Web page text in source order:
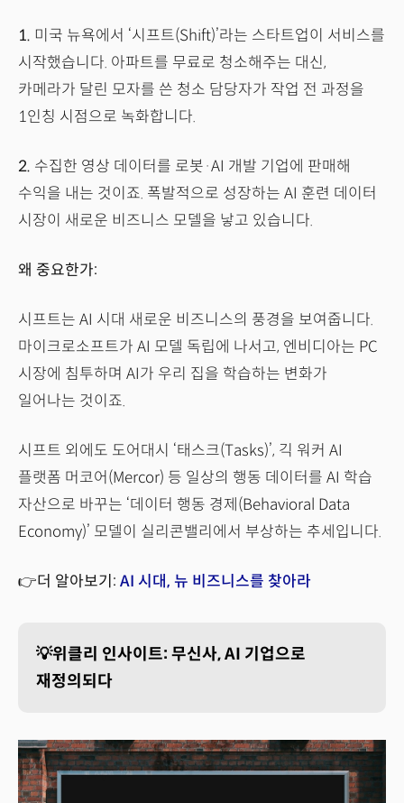
1. 미국 뉴욕에서 ‘시프트(Shift)’라는 스타트업이 서비스를
시작했습니다. 아파트를 무료로 청소해주는 대신,
카메라가 달린 모자를 쓴 청소 담당자가 작업 전 과정을
1인칭 시점으로 녹화합니다.
2. 수집한 영상 데이터를 로봇·AI 개발 기업에 판매해
수익을 내는 것이죠. 폭발적으로 성장하는 AI 훈련 데이터
시장이 새로운 비즈니스 모델을 낳고 있습니다.
왜 중요한가:
시프트는 AI 시대 새로운 비즈니스의 풍경을 보여줍니다.
마이크로소프트가 AI 모델 독립에 나서고, 엔비디아는 PC
시장에 침투하며 AI가 우리 집을 학습하는 변화가
일어나는 것이죠.
시프트 외에도 도어대시 ‘태스크(Tasks)’, 긱 워커 AI
플랫폼 머코어(Mercor) 등 일상의 행동 데이터를 AI 학습
자산으로 바꾸는 ‘데이터 행동 경제(Behavioral Data
Economy)’ 모델이 실리콘밸리에서 부상하는 추세입니다.
👉더 알아보기: AI 시대, 뉴 비즈니스를 찾아라
💡위클리 인사이트: 무신사, AI 기업으로
재정의되다